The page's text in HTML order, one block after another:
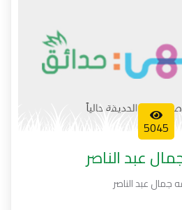
5045
عبد الناصر
جمال عبد الناصر